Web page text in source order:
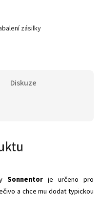
zásilky
Diskuze
Sonnentorje určeno pro
a chce mu dodat typickou